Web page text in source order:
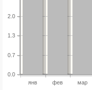
янв фев мар
0.0
0.7
1.3
2.0